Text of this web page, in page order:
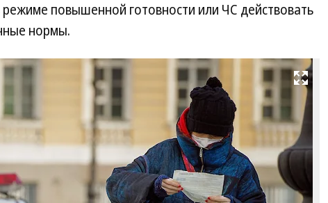
повышенной готовности или ЧС действовать
нормы.
Развернуть на весь экран